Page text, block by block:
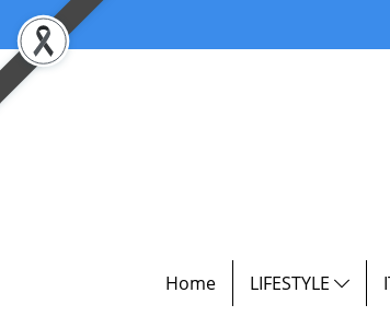
Home LIFESTYLE